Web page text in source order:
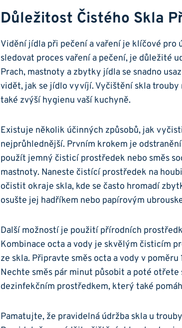
Důležitost ‌čistého Skla
Vidění jídla při ‌pečení a vaření je klíčové pro
sledovat proces ⁢vaření a pečení, ​je důležité
Prach, mastnoty a zbytky jídla se​ snadno
⁤vidět, jak se jídlo vyvíjí. Vyčištění skla
také zvýší hygienu vaší kuchyně.
Existuje ⁤několik účinných způsobů, jak
nejprůhlednější. Prvním ⁣krokem je
použít‌ jemný čisticí prostředek⁣ nebo směs
mastnoty. Naneste čistící prostředek na
očistit okraje skla, kde ‌se často hromadí
osušte jej hadříkem nebo papírovým
Další možností je‌ použití přírodních
Kombinace octa a vody je skvělým čisticím
ze skla. ‌Připravte ⁢směs octa a ‍vody ‍v
Nechte ‍směs pár minut působit ‌a poté
dezinfekčním prostředkem, který také
Pamatujte, že pravidelná ⁢údržba skla u